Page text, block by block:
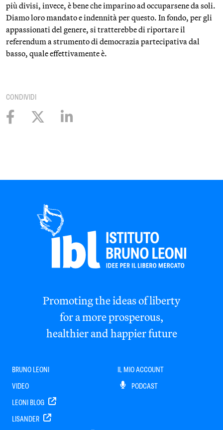
più divisi, invece, è bene che imparino ad occuparsene da soli.
Diamo loro mandato e indennità per questo. In fondo, per gli
appassionati del genere, si tratterebbe di riportare il
referendum a strumento di democrazia partecipativa dal
basso, quale effettivamente è.
CONDIVIDI
Promoting the ideas of liberty
for a more prosperous,
healthier and happier future
BRUNO LEONI
VIDEO
LEONI BLOG
LISANDER
IL MIO ACCOUNT
PODCAST